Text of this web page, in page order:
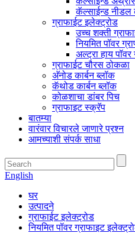
कॅल्साईन्ड नीडल
ग्राफाईट इलेक्ट्रोड
उच्च शक्ती
नियमित पॉवर
अल्ट्रा हाय
ग्राफाईट चौरस ठोकळा
अ‍ॅनोड कार्बन ब्लॉक
कॅथोड कार्बन ब्लॉक
कोळशाचा डांबर पिच
ग्राफाइट स्क्रॅप
बातम्या
वारंवार विचारले जाणारे प्रश्न
आमच्याशी संपर्क साधा
English
घर
उत्पादने
ग्राफाईट इलेक्ट्रोड
नियमित पॉवर ग्राफाइट